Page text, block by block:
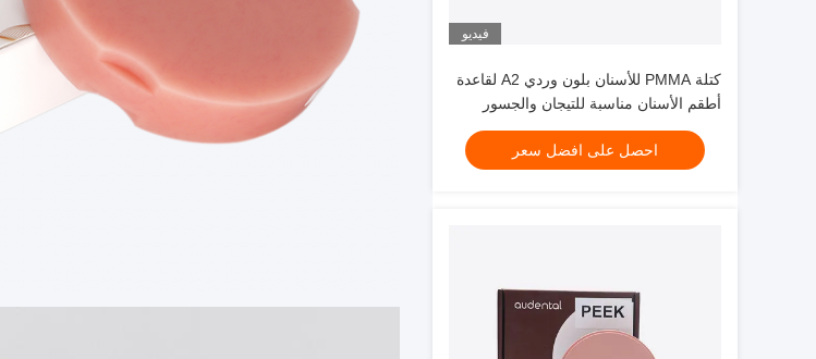
فيديو
كتلة PMMA للأسنان بلون وردي A2 لقاعدة
أطقم الأسنان مناسبة للتيجان والجسور
المؤقتة وأطقم الأسنان الكاملة والإطارات
مع بيانات فيزيائيةاحصل على افضل سعر